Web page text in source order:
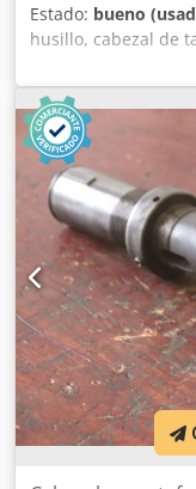
Estado: bueno
husillo, cabezal de
inserto, cabezal
husillo, cabezal de
mínimo de
perforación: 115
mm -Peso: 12 kg